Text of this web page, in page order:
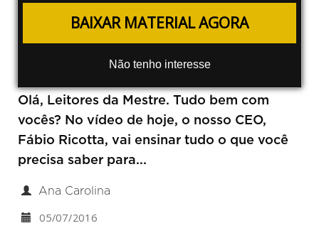
BAIXAR MATERIAL AGORA
Não tenho interesse
Webinar de Sucesso: Confira o
Passo a Passo Para Fazer o Seu
Olá, Leitores da Mestre. Tudo bem com
vocês? No vídeo de hoje, o nosso CEO,
Fábio Ricotta, vai ensinar tudo o que você
precisa saber para...
Ana Carolina
05/07/2016